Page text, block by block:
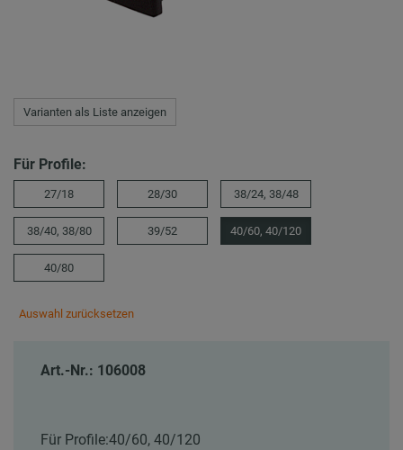
Varianten als Liste anzeigen
Für Profile:
27/18 28/30 38/24, 38/48
38/40, 38/80 39/52 40/60, 40/120
40/80
Auswahl zurücksetzen
Art.-Nr.: 106008
Für Profile:40/60, 40/120